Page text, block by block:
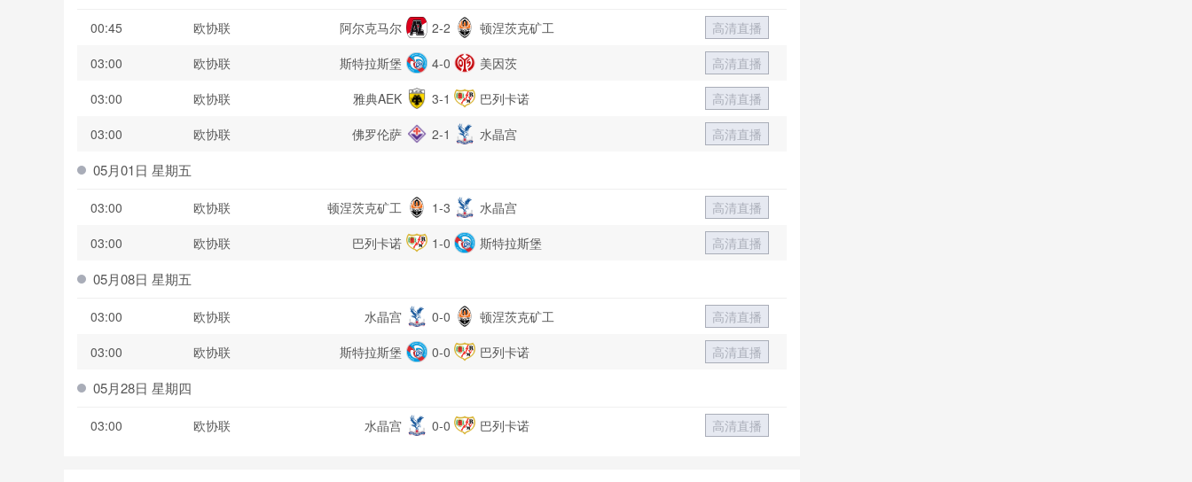
00:45 欧协联 阿尔克马尔 2-2 顿涅茨克矿工
高清直播
03:00
欧协联 斯特拉斯堡 4-0 美因茨
高清直播
03:00
欧协联 雅典AEK 3-1 巴列卡诺
高清直播
03:00
欧协联 佛罗伦萨 2-1 水晶宫 高清直播
05月01日 星期五
03:00 欧协联 顿涅茨克矿工 1-3 水晶宫
高清直播
03:00
欧协联 巴列卡诺 1-0 斯特拉斯堡 高清直播
05月08日 星期五
03:00 欧协联 水晶宫 0-0 顿涅茨克矿工
高清直播
03:00
欧协联 斯特拉斯堡 0-0 巴列卡诺 高清直播
05月28日 星期四
03:00 欧协联 水晶宫 0-0 巴列卡诺 高清直播